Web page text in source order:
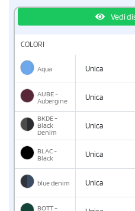
Vedi
COLORI
Aqua Unica
AUBE -
Aubergine
Unica
BKDE -
Black
Denim
Unica
BLAC -
Black
Unica
blue denim Unica
BOTT -